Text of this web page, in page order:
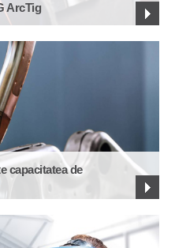
ArcTig
capacitatea de